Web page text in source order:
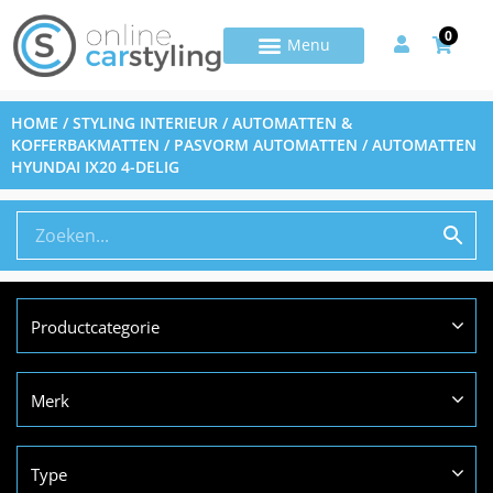
0
HOME /STYLING INTERIEUR /AUTOMATTEN &
KOFFERBAKMATTEN / PASVORM AUTOMATTEN / AUTOMATTEN
HYUNDAI IX20 4-DELIG
Productcategorie
Merk
Type